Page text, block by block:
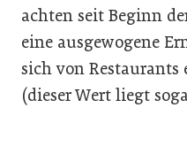
achten seit Beginn
eine ausgewogene
sich von Restaurants
(dieser Wert liegt